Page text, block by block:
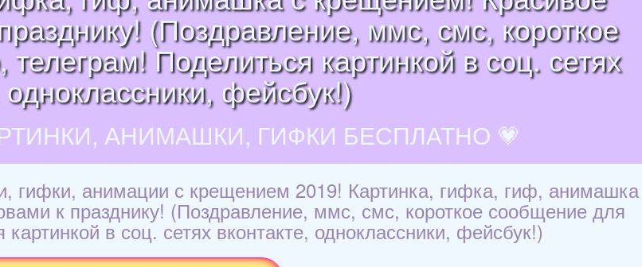
(Поздравление, ммс, смс, короткое
Поделиться картинкой в соц. сетях
одноклассники, фейсбук!)
АНИМАШКИ, ГИФКИ БЕСПЛАТНО 💗
гифки, анимации с крещением 2019! Картинка, гифка, гиф, анимашка
к празднику! (Поздравление, ммс, смс, короткое сообщение для
в соц. сетях вконтакте, одноклассники, фейсбук!)